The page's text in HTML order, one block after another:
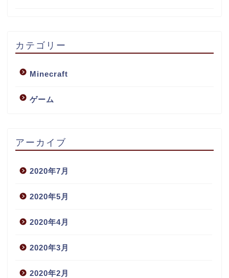
カテゴリー
Minecraft
ゲーム
アーカイブ
2020年7月
2020年5月
2020年4月
2020年3月
2020年2月